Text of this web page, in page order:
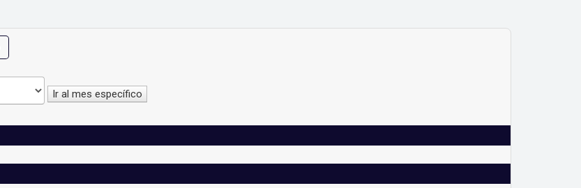
Ir al mes específico